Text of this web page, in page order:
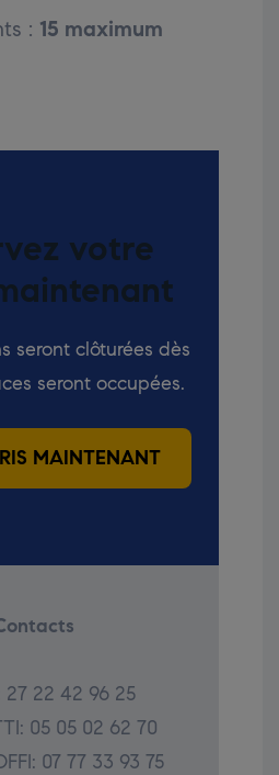
: 15 maximum
votre
seront clôturées dès
seront occupées.
MAINTENANT
27 22 42 96 25
05 05 02 62 70
07 77 33 93 75